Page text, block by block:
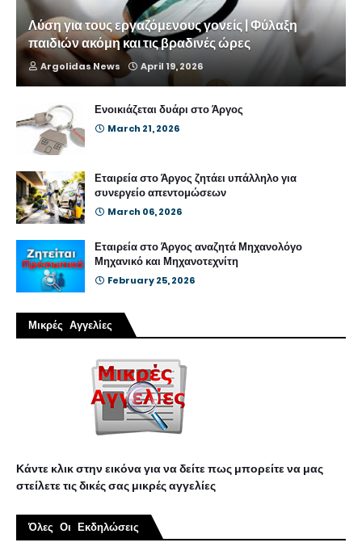
Λύση για τους εργαζόμενους γονείς | Φύλαξη
παιδιών ακόμη και τις βραδινές ώρες
Argolidas News April 19, 2026
Ενοικιάζεται δυάρι στο Άργος
March 21, 2026
Εταιρεία στο Άργος ζητάει υπάλληλο για
συνεργείο απεντομώσεων
March 06, 2026
Εταιρεία στο Άργος αναζητά Μηχανολόγο
Μηχανικό και Μηχανοτεχνίτη
February 25, 2026
Μικρές Αγγελίες
Κάντε κλικ στην εικόνα για να δείτε πως μπορείτε να μας
στείλετε τις δικές σας μικρές αγγελίες
Όλες Οι Εκδηλώσεις